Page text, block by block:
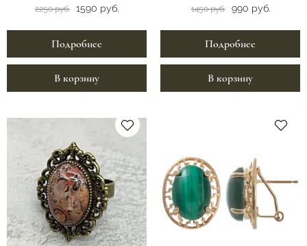
2250 руб. 1590 руб.
Подробнее
В корзину
1450 руб. 990 руб.
Подробнее
В корзину